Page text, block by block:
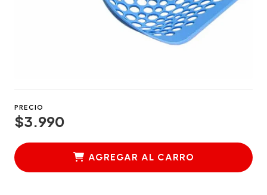
PRECIO
$3.990
AGREGAR AL CARRO